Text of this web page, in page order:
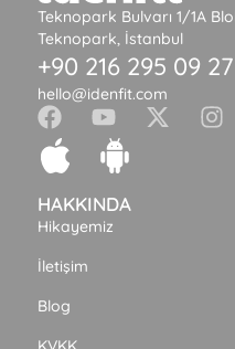
Teknopark Bulvarı 1/1A
Teknopark, İstanbul
+90 216 295 09 27
hello@idenfit.com
HAKKINDA
Hikayemiz
İletişim
Blog